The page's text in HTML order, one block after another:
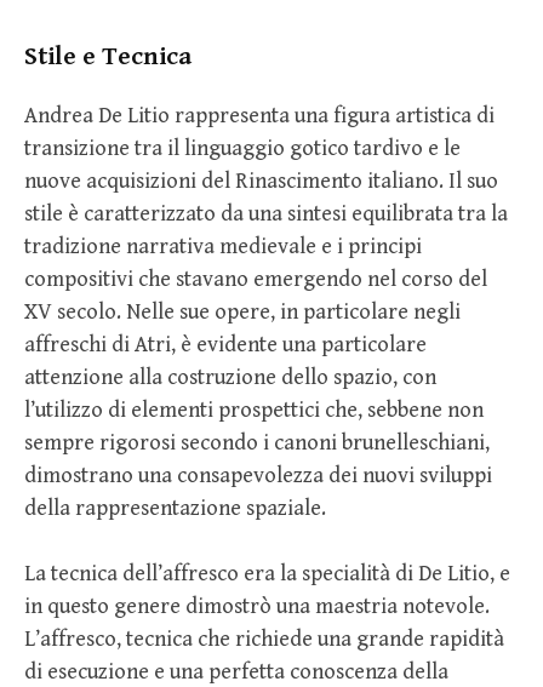
Stile e Tecnica
Andrea De Litio rappresenta una figura artistica di
transizione tra il linguaggio gotico tardivo e le
nuove acquisizioni del Rinascimento italiano. Il suo
stile è caratterizzato da una sintesi equilibrata tra la
tradizione narrativa medievale e i principi
compositivi che stavano emergendo nel corso del
XV secolo. Nelle sue opere, in particolare negli
affreschi di Atri, è evidente una particolare
attenzione alla costruzione dello spazio, con
l’utilizzo di elementi prospettici che, sebbene non
sempre rigorosi secondo i canoni brunelleschiani,
dimostrano una consapevolezza dei nuovi sviluppi
della rappresentazione spaziale.
La tecnica dell’affresco era la specialità di De Litio, e
in questo genere dimostrò una maestria notevole.
L’affresco, tecnica che richiede una grande rapidità
di esecuzione e una perfetta conoscenza della